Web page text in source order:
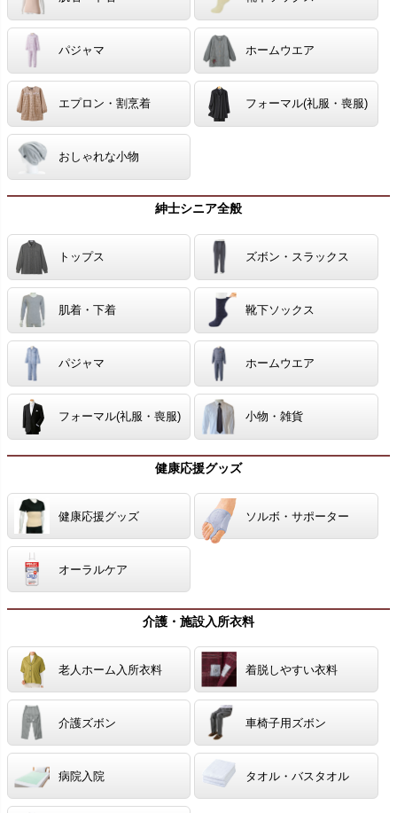
パジャマ ホームウエア
エプロン・割烹着 フォーマル(礼服・喪服)
おしゃれな小物
紳士シニア全般
トップス ズボン・スラックス
肌着・下着 靴下ソックス
パジャマ ホームウエア
フォーマル(礼服・喪服) 小物・雑貨
健康応援グッズ
健康応援グッズ ソルボ・サポーター
オーラルケア
介護・施設入所衣料
老人ホーム入所衣料 着脱しやすい衣料
介護ズボン 車椅子用ズボン
病院入院 タオル・バスタオル